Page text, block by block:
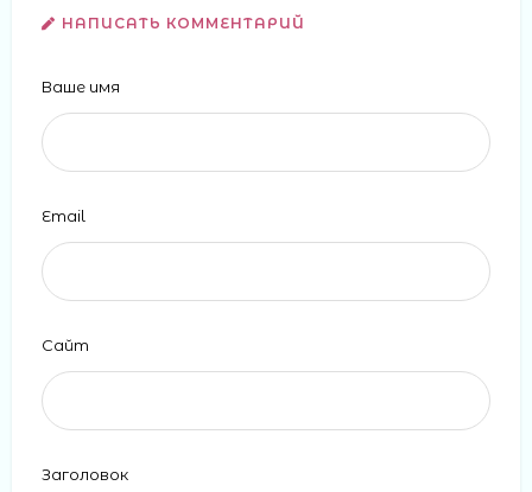
НАПИСАТЬ КОММЕНТАРИЙ
Ваше имя
Email
Сайт
Заголовок